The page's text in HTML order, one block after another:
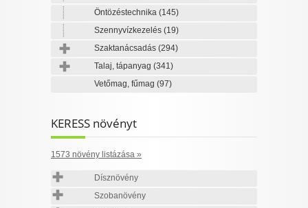
Öntözéstechnika (145)
Szennyvízkezelés (19)
Szaktanácsadás (294)
Talaj, tápanyag (341)
Vetőmag, fűmag (97)
KERESS növényt
1573 növény listázása »
Dísznövény
Szobanövény